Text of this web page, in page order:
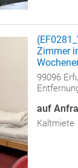
Zimmer
99096
auf
Kaltmiete